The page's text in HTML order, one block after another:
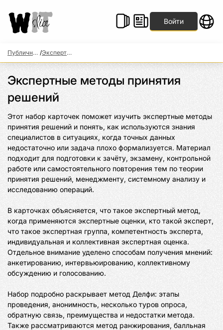
Войти
Публичные наборы / Экспертные методы принятия решений
Экспертные методы принятия
решений
Этот набор карточек поможет изучить экспертные методы
принятия решений и понять, как используются знания
специалистов в ситуациях, когда точных данных
недостаточно или задача плохо формализуется. Материал
подходит для подготовки к зачёту, экзамену, контрольной
работе или самостоятельного повторения тем по теории
принятия решений, менеджменту, системному анализу и
исследованию операций.
В карточках объясняется, что такое экспертный метод,
когда применяются экспертные оценки, кто такой эксперт,
что такое экспертная группа, компетентность эксперта,
индивидуальная и коллективная экспертная оценка.
Отдельное внимание уделено способам получения мнений:
анкетированию, интервьюированию, коллективному
обсуждению и голосованию.
Набор подробно раскрывает метод Делфи: этапы
проведения, анонимность, несколько туров опроса,
обратную связь, преимущества и недостатки метода.
Также рассматриваются метод ранжирования, балльная